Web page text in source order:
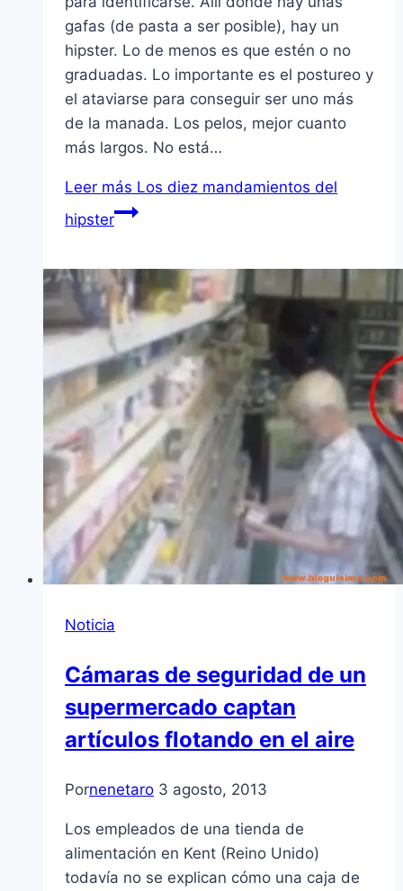
gafas (de pasta a ser posible), hay un
hipster. Lo de menos es que estén o no
graduadas. Lo importante es el postureo y
el ataviarse para conseguir ser uno más
de la manada. Los pelos, mejor cuanto
más largos. No está…
Leer más Los diez mandamientos del
hipster
Noticia
Cámaras de seguridad de un
supermercado captan
artículos flotando en el aire
Pornenetaro 3 agosto, 2013
Los empleados de una tienda de
alimentación en Kent (Reino Unido)
todavía no se explican cómo una caja de